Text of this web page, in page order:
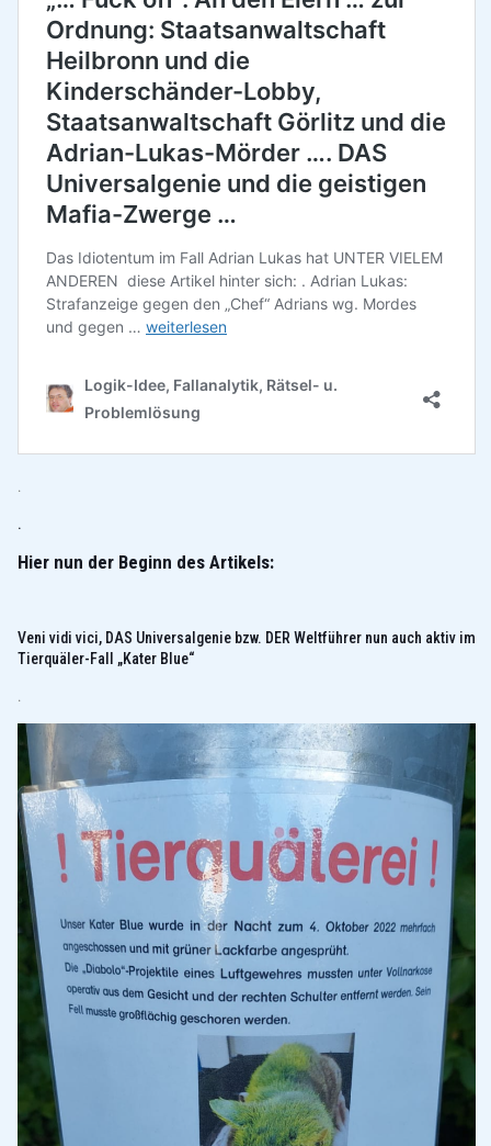
.
.
Hier nun der Beginn des Artikels:
Veni vidi vici, DAS Universalgenie bzw. DER Weltführer nun auch aktiv im
Tierquäler-Fall „Kater Blue“
.